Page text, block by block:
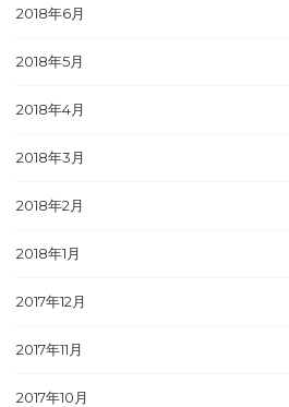
2018年6月
2018年5月
2018年4月
2018年3月
2018年2月
2018年1月
2017年12月
2017年11月
2017年10月